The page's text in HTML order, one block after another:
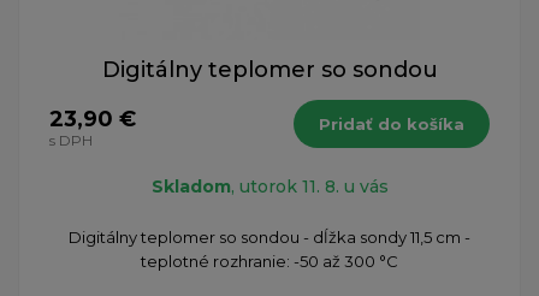
Digitálny teplomer so sondou
23,90 €
s DPH
Pridať do košíka
Skladom, utorok 11. 8. u vás
Digitálny teplomer so sondou - dĺžka sondy 11,5 cm -
teplotné rozhranie: -50 až 300 °C